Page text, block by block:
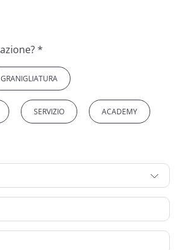
A quale argomento si riferisce la sua preoccupazione? *
GRANIGLIATURA
SERVIZIO ACADEMY